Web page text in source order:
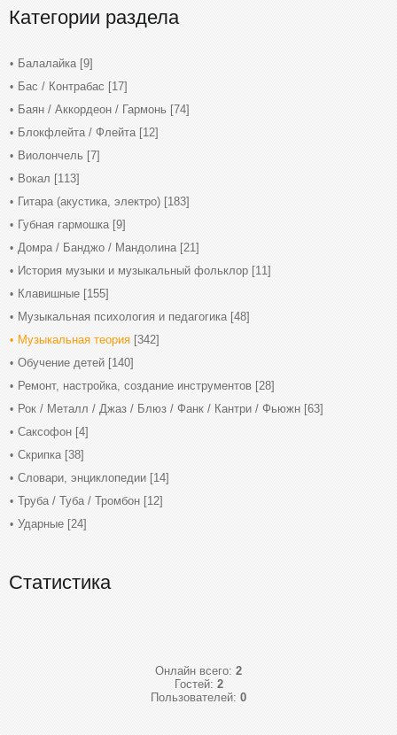
Категории раздела
Балалайка [9]
Бас / Контрабас [17]
Баян / Аккордеон / Гармонь [74]
Блокфлейта / Флейта [12]
Виолончель [7]
Вокал [113]
Гитара (акустика, электро) [183]
Губная гармошка [9]
Домра / Банджо / Мандолина [21]
История музыки и музыкальный фольклор [11]
Клавишные [155]
Музыкальная психология и педагогика [48]
Музыкальная теория [342]
Обучение детей [140]
Ремонт, настройка, создание инструментов [28]
Рок / Металл / Джаз / Блюз / Фанк / Кантри / Фьюжн [63]
Саксофон [4]
Скрипка [38]
Словари, энциклопедии [14]
Труба / Туба / Тромбон [12]
Ударные [24]
Статистика
Онлайн всего: 2
Гостей: 2
Пользователей: 0